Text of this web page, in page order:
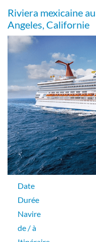
Riviera mexicaine
Angeles, Californie
Date
Durée
Navire
de / à